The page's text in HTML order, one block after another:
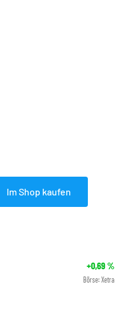
Im Shop kaufen
+0,69%
Börse: Xetra